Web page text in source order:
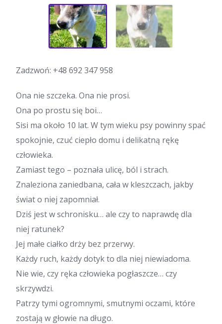
Zadzwoń: +48 692 347 958
Ona nie szczeka. Ona nie prosi.
Ona po prostu się boi…
Sisi ma około 10 lat. W tym wieku psy powinny spać
spokojnie, czuć ciepło domu i delikatną rękę
człowieka.
Zamiast tego – poznała ulicę, ból i strach.
Znaleziona zaniedbana, cała w kleszczach, jakby
świat o niej zapomniał.
Dziś jest w schronisku… ale czy to naprawdę dla
niej ratunek?
Jej małe ciałko drży bez przerwy.
Każdy ruch, każdy dotyk to dla niej niewiadoma.
Nie wie, czy ręka człowieka pogłaszcze… czy
skrzywdzi.
Patrzy tymi ogromnymi, smutnymi oczami, które
zostają w głowie na długo.